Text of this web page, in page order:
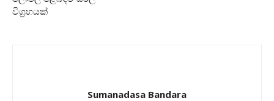
විග්‍රහයක්‌
Sumanadasa Bandara